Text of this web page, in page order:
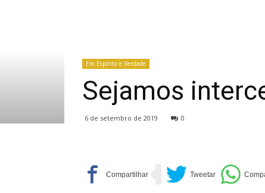
Em Espírito e Verdade
Sejamos
6 de setembro de 2019 0